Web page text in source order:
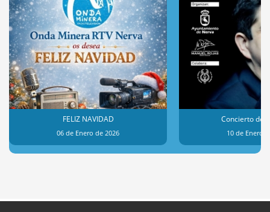
FELIZ NAVIDAD
06 de Enero de 2026
Concierto de
10 de Enero